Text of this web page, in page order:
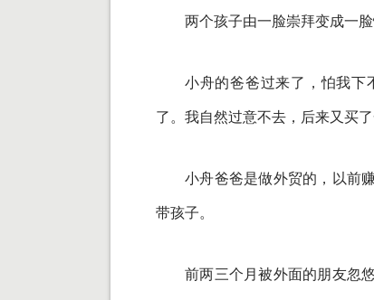
两个孩子由一脸崇拜变成一脸
小舟的爸爸过来了，怕我下
了。我自然过意不去，后来又买
小舟爸爸是做外贸的，以前
带孩子。
前两三个月被外面的朋友忽